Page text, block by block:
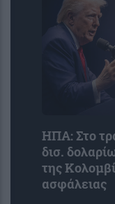
ΗΠΑ: Στο
δισ.
της
ασφάλειας